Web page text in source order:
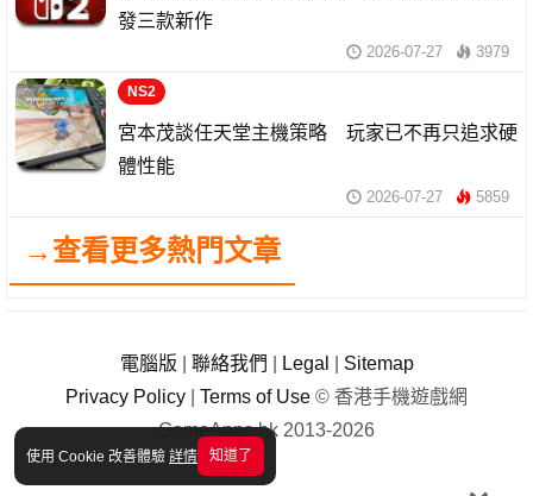
使用 Cookie 改善體驗 詳情 知道了
發三款新作
2026-07-27 3979
NS2
宮本茂談任天堂主機策略 玩家已不再只追求硬
體性能
2026-07-27 5859
→查看更多熱門文章
電腦版 聯絡我們 Legal
Sitemap
Privacy Policy
Terms of Use © 香港手機遊戲網
GameApps.hk 2013-2026